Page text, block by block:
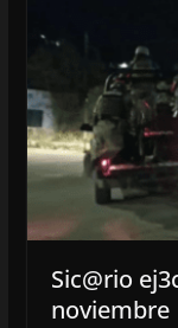
Sic@rio
noviembre